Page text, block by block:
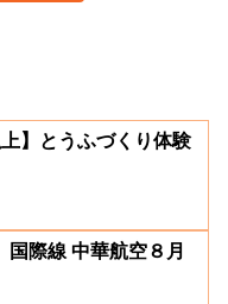
上】とうふづくり体験
国際線 中華航空８月